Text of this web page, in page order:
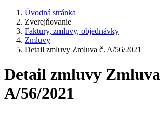
Úvodná stránka
Zverejňovanie
Faktury, zmluvy, objednávky
Zmluvy
Detail zmluvy Zmluva č. A/56/2021
Detail zmluvy
A/56/2021